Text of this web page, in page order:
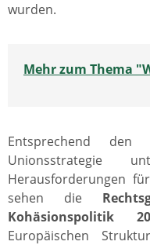
wurden.
Mehr zum Thema
Entsprechend
Unionsstrategie
Herausforderungen
sehen die
Kohäsionspolitik
Europäischen